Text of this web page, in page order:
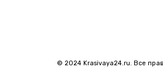
© 2024 Krasivaya24.ru. Все